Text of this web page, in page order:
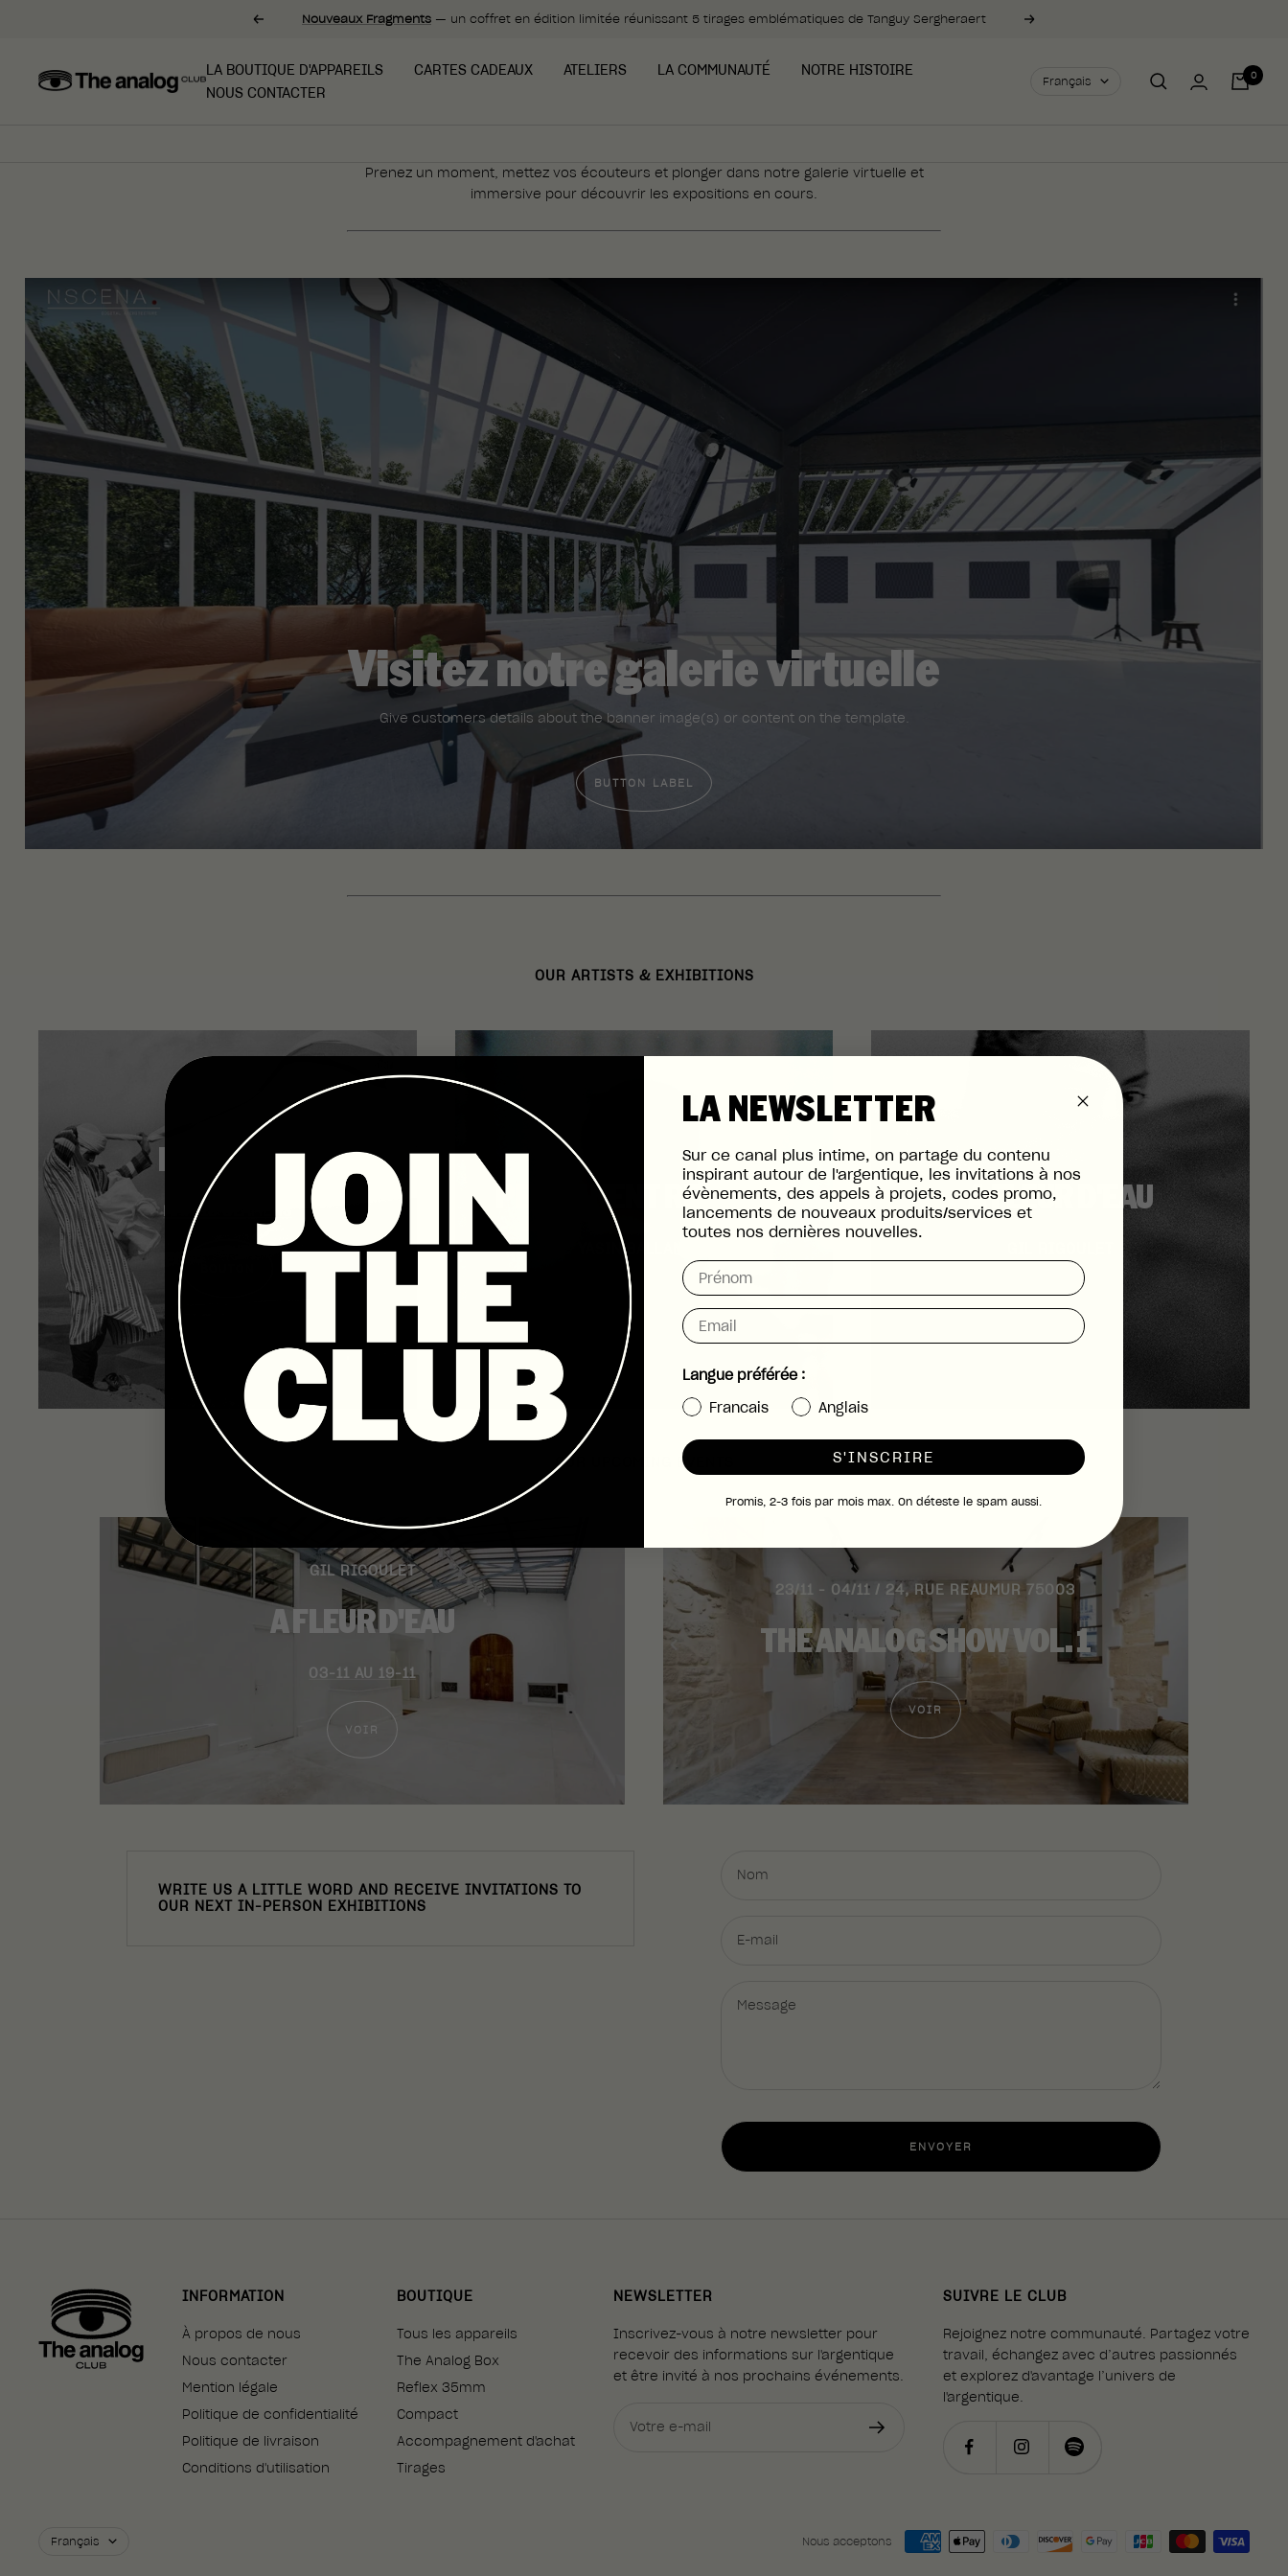
PrécédentNouveaux Fragments — un coffret en édition limitée réunissant 5 tirages emblématiques de Tanguy Sergheraert Suivant
LA BOUTIQUE D'APPAREILS CARTES CADEAUX ATELIERS LA COMMUNAUTÉ
NOTRE HISTOIRE
NOUS CONTACTER
The
Langue
Français 0
Prenez un moment, mettez vos écouteurs et plonger dans notre galerie virtuelle et
immersive pour découvrir les expositions en cours.
Visitez notre galerie virtuelle
Give customers details about the banner image(s) or content on the template.
BUTTON LABEL
OUR ARTISTS & EXHIBITIONS
HORIZONS
MATHIS CLAMENS PERMANENT RECORDS
YASIN BALLANDAT
A FLEUR D'EAU
OUR UPCOMING EVENTS
GIL RIGOULET
A FLEUR D'EAU
03-11 AU 19-11
VOIR
23/11 - 04/11 / 24, RUE REAUMUR 75003
THE ANALOG SHOW VOL. 1
VOIR
Nom
E-mail
Message
ENVOYER
WRITE US A LITTLE WORD AND RECEIVE INVITATIONS TO
OUR NEXT IN-PERSON EXHIBITIONS
INFORMATION
À propos de nous
Nous contacter
Mention légale
Politique de confidentialité
Politique de livraison
Conditions d'utilisation
BOUTIQUE
Tous les appareils
The Analog Box
Reflex 35mm
Compact
Accompagnement d'achat
Tirages
NEWSLETTER
Inscrivez-vous à notre newsletter pour
recevoir des informations sur l'argentique
et être invité à nos prochains événements.
Votre e-mail
SUIVRE LE CLUB
Rejoignez notre communauté. Partagez votre
travail, échangez avec d’autres passionnés
et explorez d'avantage l’univers de
l'argentique.
Langue
Français Nous acceptons
LA NEWSLETTER
Sur ce canal plus intime, on partage du contenu
inspirant autour de l'argentique, les invitations à nos
évènements, des appels à projets, codes promo,
lancements de nouveaux produits/services et
toutes nos dernières nouvelles.
Name
Email
Langue préférée :
Francais
Anglais
S'INSCRIRE
Promis, 2-3 fois par mois max. On déteste le spam aussi.